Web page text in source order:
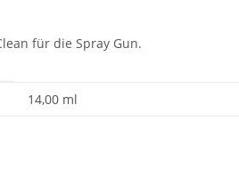
für die Spray Gun.
14,00 ml